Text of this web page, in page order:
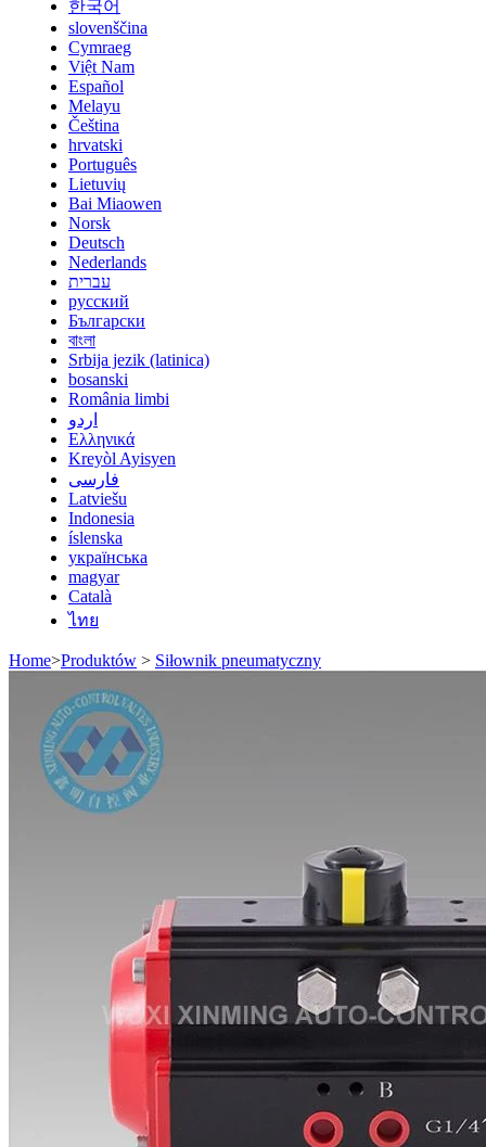
한국어
slovenščina
Cymraeg
Việt Nam
Español
Melayu
Čeština
hrvatski
Português
Lietuvių
Bai Miaowen
Norsk
Deutsch
Nederlands
עברית
русский
Български
বাংলা
Srbija jezik (latinica)
bosanski
România limbi
اردو
Ελληνικά
Kreyòl Ayisyen
فارسی
Latviešu
Indonesia
íslenska
українська
magyar
Català
ไทย
Home>Produktów > Siłownik pneumatyczny